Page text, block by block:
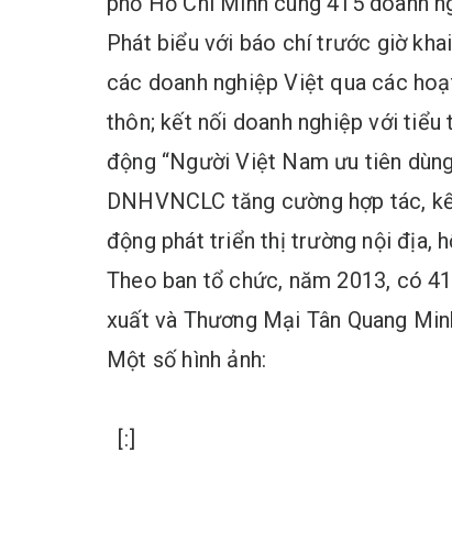
Phát biểu với báo chí trước giờ
các doanh nghiệp Việt qua các
thôn; kết nối doanh nghiệp với
động “Người Việt Nam ưu tiên
DNHVNCLC tăng cường hợp tác,
động phát triển thị trường nội địa,
Theo ban tổ chức, năm 2013, có
xuất và Thương Mại Tân Quang
Một số hình ảnh:
[:]